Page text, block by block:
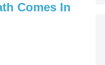
Comes In